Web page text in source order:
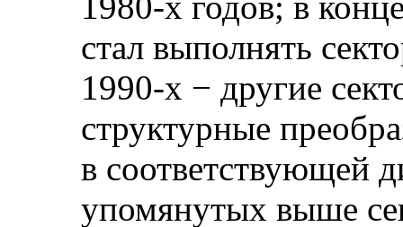
стал выполнять
1990‑х − другие
структурные
в соответствующей
упомянутых выше